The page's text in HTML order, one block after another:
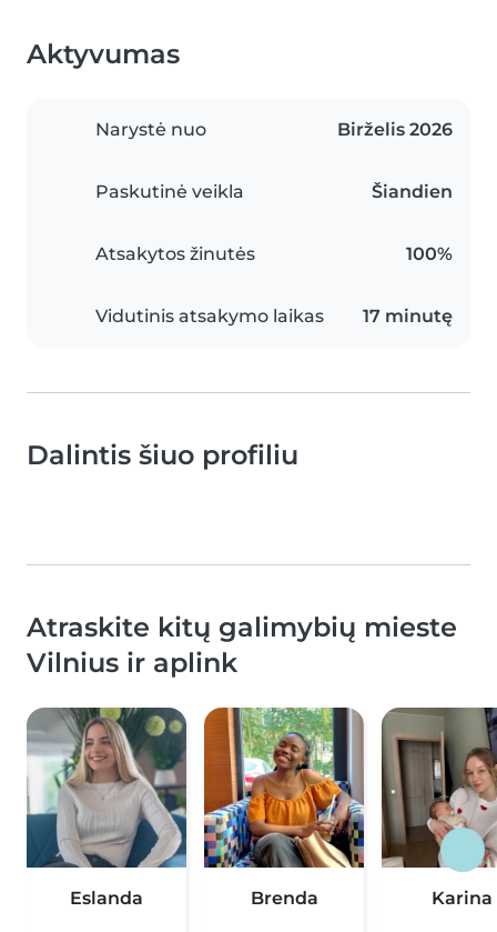
Aktyvumas
Narystė nuo Birželis 2026
Paskutinė veikla Šiandien
Atsakytos žinutės 100%
Vidutinis atsakymo laikas 17 minutę
Dalintis šiuo profiliu
Atraskite kitų galimybių mieste
Vilnius ir aplink
Eslanda Brenda Karina